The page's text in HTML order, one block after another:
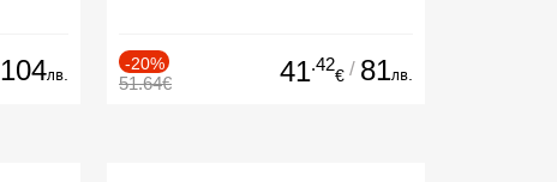
104лв.
-20%
51.64€ 41.42
€ / 81лв.